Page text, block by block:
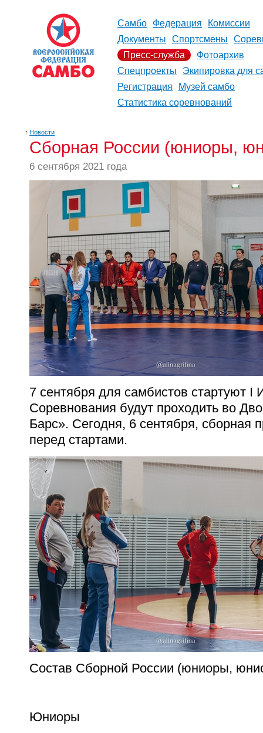
Самбо Федерация
Комиссии
Документы
Спортсмены
Пресс-служба
Фотоархив
Спецпроекты
Экипировка для
Регистрация
Музей самбо
Статистика соревнований
↑ Новости
Сборная России (юниоры,
6 сентября 2021 года
7 сентября для самбистов стартуют I
Соревнования будут проходить во
Барс». Сегодня, 6 сентября, сборная
перед стартами.
Состав Сборной России (юниоры,
Юниоры